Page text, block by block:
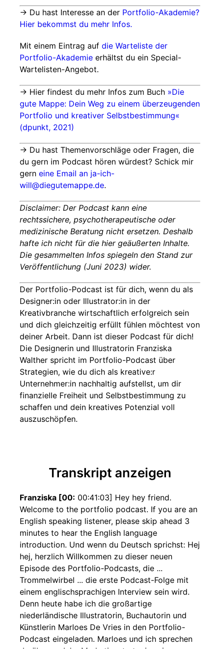
→ Du hast Interesse an der Portfolio-Akademie?
Hier bekommst du mehr Infos.
Mit einem Eintrag auf die Warteliste der
Portfolio-Akademie erhältst du ein Special-
Wartelisten-Angebot.
→ Hier findest du mehr Infos zum Buch »Die
gute Mappe: Dein Weg zu einem überzeugenden
Portfolio und kreativer Selbstbestimmung«
(dpunkt, 2021)
→ Du hast Themenvorschläge oder Fragen, die
du gern im Podcast hören würdest? Schick mir
gern eine Email an ja-ich-
will@diegutemappe.de.
Disclaimer: Der Podcast kann eine
rechtssichere, psychotherapeutische oder
medizinische Beratung nicht ersetzen. Deshalb
hafte ich nicht für die hier geäußerten Inhalte.
Die gesammelten Infos spiegeln den Stand zur
Veröffentlichung (Juni 2023) wider.
Der Portfolio-Podcast ist für dich, wenn du als
Designer:in oder Illustrator:in in der
Kreativbranche wirtschaftlich erfolgreich sein
und dich gleichzeitig erfüllt fühlen möchtest von
deiner Arbeit. Dann ist dieser Podcast für dich!
Die Designerin und Illustratorin Franziska
Walther spricht im Portfolio-Podcast über
Strategien, wie du dich als kreative:r
Unternehmer:in nachhaltig aufstellst, um dir
finanzielle Freiheit und Selbstbestimmung zu
schaffen und dein kreatives Potenzial voll
auszuschöpfen.
Transkript anzeigen
Franziska [00: 00:41:03] Hey hey friend.
Welcome to the portfolio podcast. If you are an
English speaking listener, please skip ahead 3
minutes to hear the English language
introduction. Und wenn du Deutsch sprichst: Hej
hej, herzlich Willkommen zu dieser neuen
Episode des Portfolio-Podcasts, die ...
Trommelwirbel ... die erste Podcast-Folge mit
einem englischsprachigen Interview sein wird.
Denn heute habe ich die großartige
niederländische Illustratorin, Buchautorin und
Künstlerin Marloes De Vries in den Portfolio-
Podcast eingeladen. Marloes und ich sprechen
darüber, welche Marketingstrategien sie